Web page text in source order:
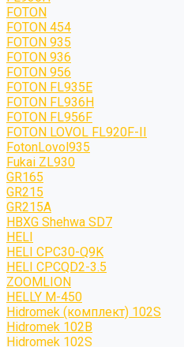
FOTON
FOTON 454
FOTON 935
FOTON 936
FOTON 956
FOTON FL935E
FOTON FL936H
FOTON FL956F
FOTON LOVOL FL920F-II
FotonLovol935
Fukai ZL930
GR165
GR215
GR215A
HBXG Shehwa SD7
HELI
HELI CPC30-Q9K
HELI CPCQD2-3.5
ZOOMLION
HELLY M-450
Hidromek (комплект) 102S
Hidromek 102B
Hidromek 102S